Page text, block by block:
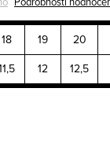
18 19 20
12 12,5